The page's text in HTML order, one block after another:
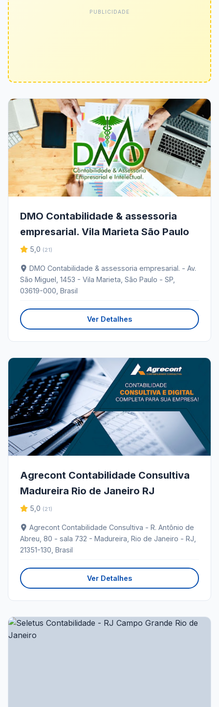
DMO Contabilidade & assessoria
empresarial. Vila Marieta São Paulo
5,0 (21)
DMO Contabilidade & assessoria empresarial. - Av.
São Miguel, 1453 - Vila Marieta, São Paulo - SP,
03619-000, Brasil
Ver Detalhes
Agrecont Contabilidade Consultiva
Madureira Rio de Janeiro RJ
5,0 (21)
Agrecont Contabilidade Consultiva - R. Antônio de
Abreu, 80 - sala 732 - Madureira, Rio de Janeiro - RJ,
21351-130, Brasil
Ver Detalhes